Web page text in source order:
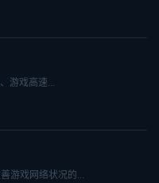
游戏高速...
游戏网络状况的...